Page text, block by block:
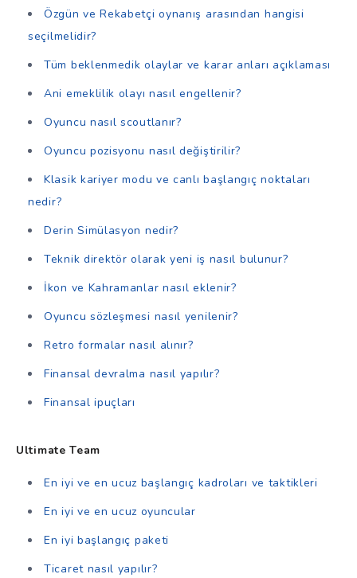
Özgün ve Rekabetçi oynanış arasından hangisi
seçilmelidir?
Tüm beklenmedik olaylar ve karar anları açıklaması
Ani emeklilik olayı nasıl engellenir?
Oyuncu nasıl scoutlanır?
Oyuncu pozisyonu nasıl değiştirilir?
Klasik kariyer modu ve canlı başlangıç noktaları
nedir?
Derin Simülasyon nedir?
Teknik direktör olarak yeni iş nasıl bulunur?
İkon ve Kahramanlar nasıl eklenir?
Oyuncu sözleşmesi nasıl yenilenir?
Retro formalar nasıl alınır?
Finansal devralma nasıl yapılır?
Finansal ipuçları
Ultimate Team
En iyi ve en ucuz başlangıç kadroları ve taktikleri
En iyi ve en ucuz oyuncular
En iyi başlangıç paketi
Ticaret nasıl yapılır?